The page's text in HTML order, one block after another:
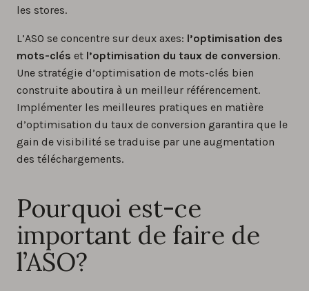
les stores.
L’ASO se concentre sur deux axes: l’optimisation des
mots-clés et l’optimisation du taux de conversion.
Une stratégie d’optimisation de mots-clés bien
construite aboutira à un meilleur référencement.
Implémenter les meilleures pratiques en matière
d’optimisation du taux de conversion garantira que le
gain de visibilité se traduise par une augmentation
des téléchargements.
Pourquoi est-ce
important de faire de
l’ASO?